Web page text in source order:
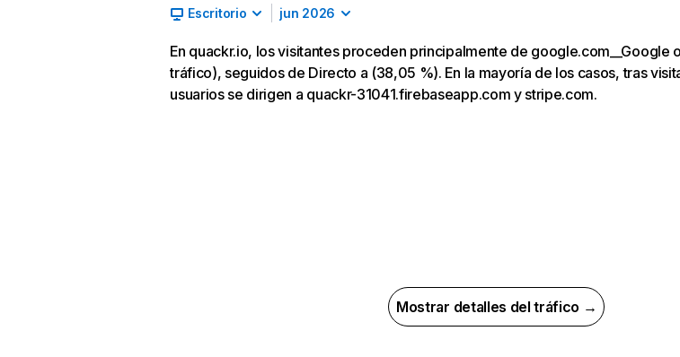
Escritorio jun 2026
En quackr.io, los visitantes proceden principalmente de google.com__Google
tráfico), seguidos de Directo a (38,05 %). En la mayoría de los casos, tras
usuarios se dirigen a quackr-31041.firebaseapp.com y stripe.com.
Mostrar detalles del tráfico →